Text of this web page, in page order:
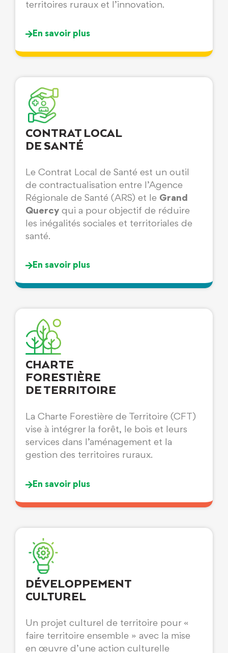
territoires ruraux et l’innovation.
En savoir plus
CONTRAT LOCAL
DE SANTÉ
Le Contrat Local de Santé est un outil
de contractualisation entre l’Agence
Régionale de Santé (ARS) et le Grand
Quercy qui a pour objectif de réduire
les inégalités sociales et territoriales de
santé.
En savoir plus
CHARTE
FORESTIÈRE
DE TERRITOIRE
La Charte Forestière de Territoire (CFT)
vise à intégrer la forêt, le bois et leurs
services dans l’aménagement et la
gestion des territoires ruraux.
En savoir plus
DÉVELOPPEMENT
CULTUREL
Un projet culturel de territoire pour «
faire territoire ensemble » avec la mise
en œuvre d’une action culturelle